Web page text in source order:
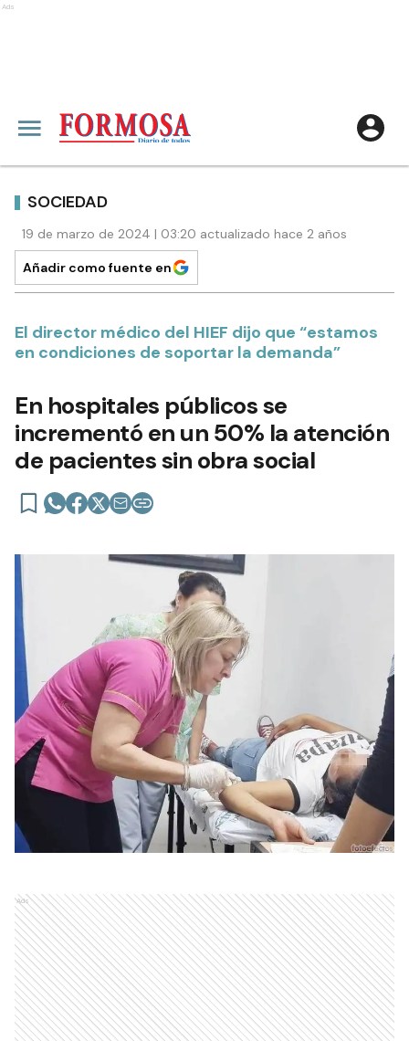
Ads
SOCIEDAD
19 de marzo de 2024 | 03:20 actualizado hace 2 años
Añadir como fuente en
El director médico del HIEF dijo que “estamos
en condiciones de soportar la demanda”
En hospitales públicos se
incrementó en un 50% la atención
de pacientes sin obra social
Ads